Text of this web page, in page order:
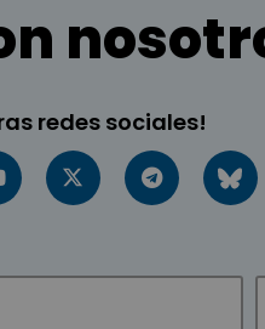
redes sociales!